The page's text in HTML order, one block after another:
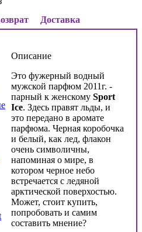
Доставка
Описание
Это фужерный водный
мужской парфюм 2011г. -
парный к женскому Sport
Ice. Здесь правят льды, и
это передано в аромате
парфюма. Черная коробочка
и белый, как лед, флакон
очень символичны,
напоминая о мире, в
котором черное небо
встречается с ледяной
арктической поверхостью.
Может, стоит купить,
попробовать и самим
составить мнение?